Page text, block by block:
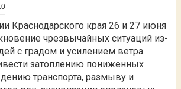
Краснодарского края 26 и 27 июня
чрезвычайных ситуаций из-
с градом и усилением ветра.
затоплению пониженных
транспорта, размыву и